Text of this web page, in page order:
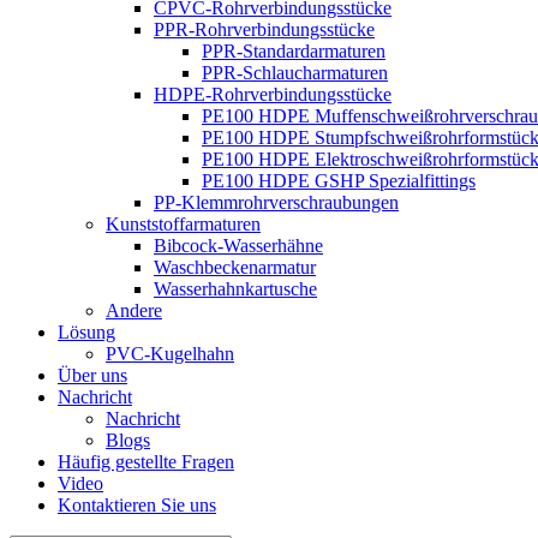
CPVC-Rohrverbindungsstücke
PPR-Rohrverbindungsstücke
PPR-Standardarmaturen
PPR-Schlaucharmaturen
HDPE-Rohrverbindungsstücke
PE100 HDPE
PE100 HDPE
PE100 HDPE
PE100 HDPE GSHP Spezialfittings
PP-Klemmrohrverschraubungen
Kunststoffarmaturen
Bibcock-Wasserhähne
Waschbeckenarmatur
Wasserhahnkartusche
Andere
Lösung
PVC-Kugelhahn
Über uns
Nachricht
Nachricht
Blogs
Häufig gestellte Fragen
Video
Kontaktieren Sie uns